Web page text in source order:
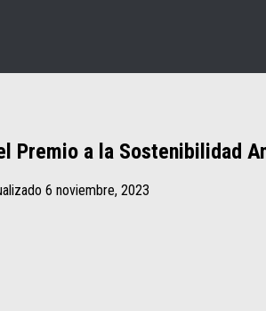
Premio a la Sostenibilidad
6 noviembre, 2023